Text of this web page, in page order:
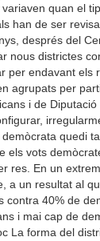
quan el
han de ser
després del
nous districtes
per endavant els
agrupats per
i de
quedi
els vots
res. En un
a un resultat al
contra 40% de
i mai cap de
La forma del